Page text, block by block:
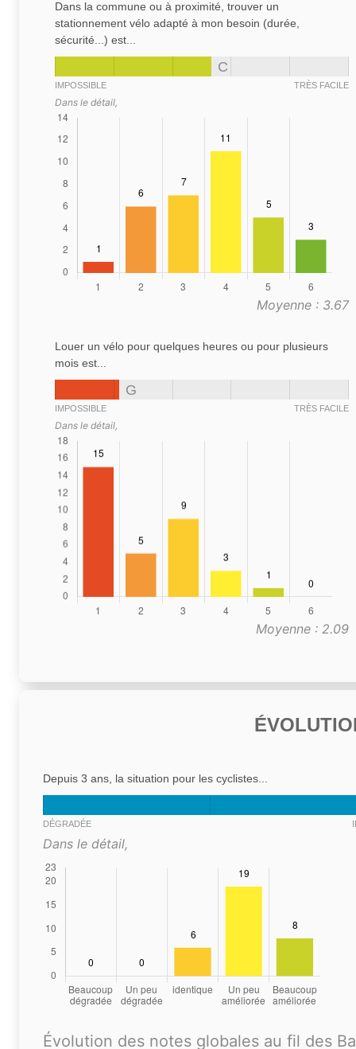
Dans la commune ou à proximité, trouver un
stationnement vélo adapté à mon besoin (durée,
sécurité...) est...
C
IMPOSSIBLE TRÈS FACILE
Dans le détail,
Moyenne : 3.67
Louer un vélo pour quelques heures ou pour plusieurs
mois est...
G
IMPOSSIBLE TRÈS FACILE
Dans le détail,
Moyenne : 2.09
Depuis 3 ans, la situation pour les cyclistes...
DÉGRADÉE
Dans le détail,
Évolution des notes globales au fil des